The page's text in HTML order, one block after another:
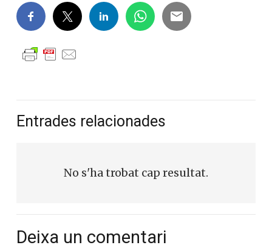
Entrades relacionades
No s'ha trobat cap resultat.
Deixa un comentari